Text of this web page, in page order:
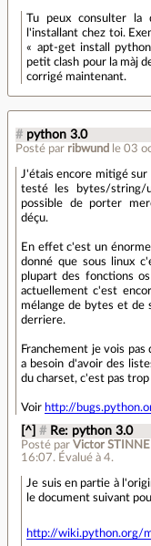
Tu peux consulter la
l'installant chez toi.
« apt-get install
petit clash pour la màj
corrigé maintenant.
# python 3.0
Posté par ribwund le 03
J'étais encore mitigé
testé les bytes/string/
possible de porter
déçu.
En effet c'est un
donné que sous linux
plupart des fonctions
actuellement c'est
mélange de bytes et de
derriere.
Franchement je vois
a besoin d'avoir des
du charset, c'est pas trop
Voir http://
[^] # Re: python 3.0
Posté parVictor
16:07. Évalué à4.
Je suis en partie à
le document suivant
http://wiki.python.org/